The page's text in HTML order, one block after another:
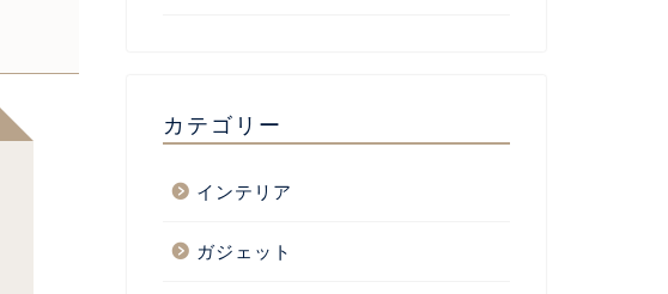
カテゴリー
インテリア
ガジェット